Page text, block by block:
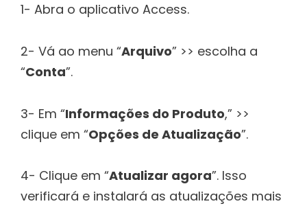
1- Abra o aplicativo Access.
2- Vá ao menu “Arquivo” >> escolha a
“Conta”.
3- Em “Informações do Produto,” >>
clique em “Opções de Atualização”.
4- Clique em “Atualizar agora”. Isso
verificará e instalará as atualizações mais